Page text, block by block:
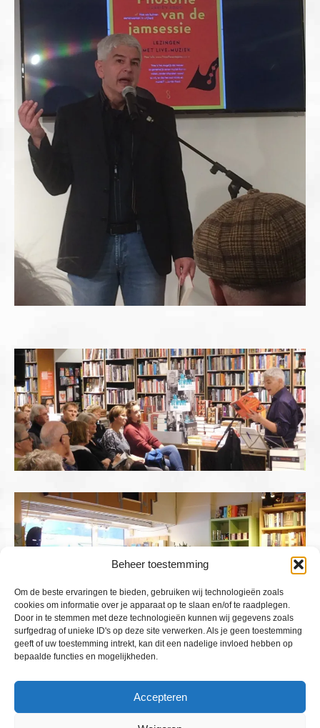
Beheer toestemming
Om de beste ervaringen te bieden, gebruiken wij technologieën zoals
cookies om informatie over je apparaat op te slaan en/of te raadplegen.
Door in te stemmen met deze technologieën kunnen wij gegevens zoals
surfgedrag of unieke ID's op deze site verwerken. Als je geen toestemming
geeft of uw toestemming intrekt, kan dit een nadelige invloed hebben op
bepaalde functies en mogelijkheden.
Accepteren